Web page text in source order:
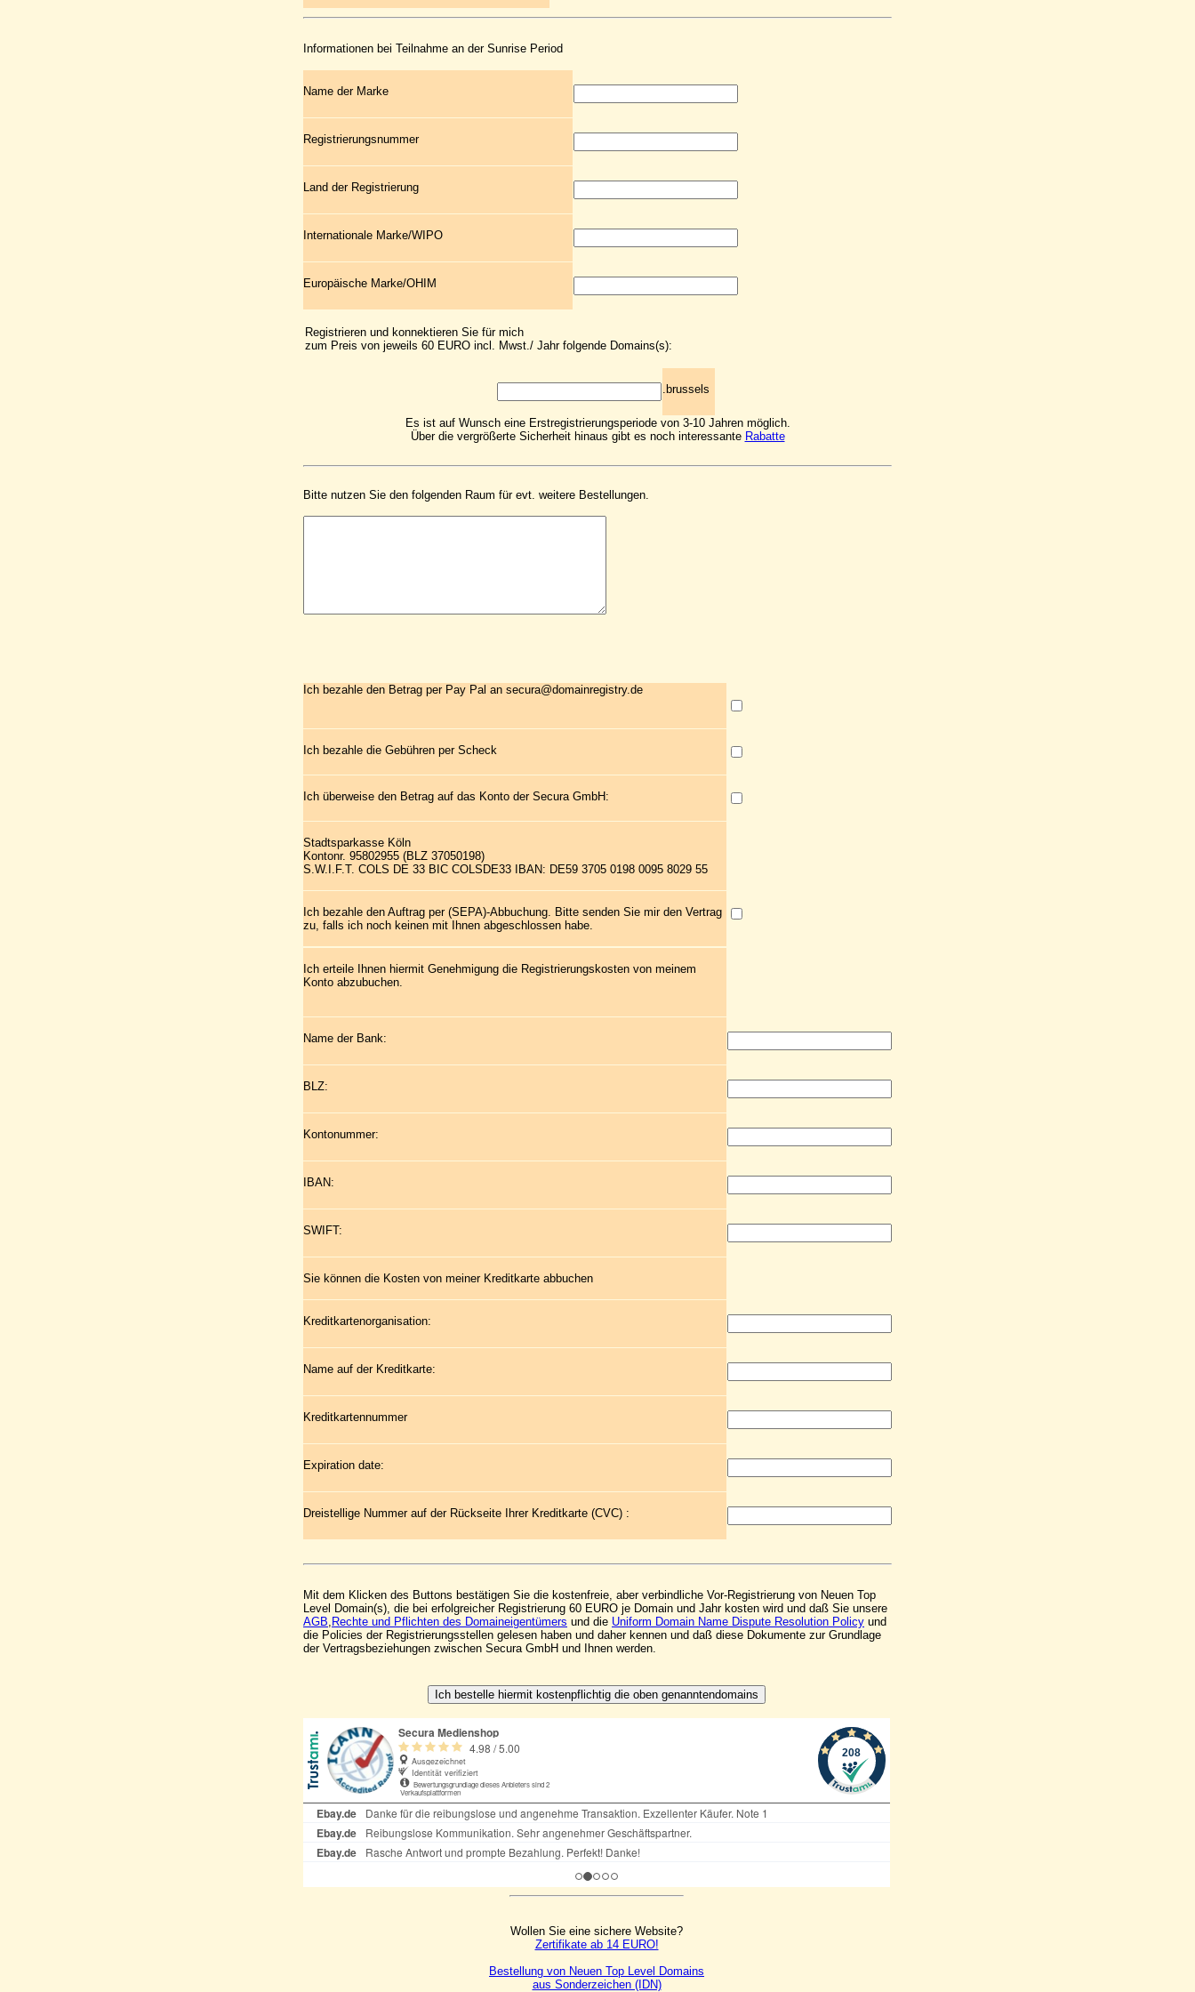
Informationen bei Teilnahme an der Sunrise Period
Name der Marke
Registrierungsnummer
Land der Registrierung
Internationale Marke/WIPO
Europäische Marke/OHIM
Registrieren und konnektieren Sie für mich
zum Preis von jeweils 60 EURO incl. Mwst./ Jahr folgende Domains(s):
.brussels
Es ist auf Wunsch eine Erstregistrierungsperiode von 3-10 Jahren möglich.
Über die vergrößerte Sicherheit hinaus gibt es noch interessante Rabatte
Bitte nutzen Sie den folgenden Raum für evt. weitere Bestellungen.
Ich bezahle den Betrag per Pay Pal an secura@domainregistry.de
Ich bezahle die Gebühren per Scheck
Ich überweise den Betrag auf das Konto der Secura GmbH:
Stadtsparkasse Köln
Kontonr. 95802955 (BLZ 37050198)
S.W.I.F.T. COLS DE 33 BIC COLSDE33 IBAN: DE59 3705 0198 0095 8029 55
Ich bezahle den Auftrag per (SEPA)-Abbuchung. Bitte senden Sie mir den Vertrag
zu, falls ich noch keinen mit Ihnen abgeschlossen habe.
Ich erteile Ihnen hiermit Genehmigung die Registrierungskosten von meinem
Konto abzubuchen.
Name der Bank:
BLZ:
Kontonummer:
IBAN:
SWIFT:
Sie können die Kosten von meiner Kreditkarte abbuchen
Kreditkartenorganisation:
Name auf der Kreditkarte:
Kreditkartennummer
Expiration date:
Dreistellige Nummer auf der Rückseite Ihrer Kreditkarte (CVC) :
Mit dem Klicken des Buttons bestätigen Sie die kostenfreie, aber verbindliche Vor-Registrierung von Neuen Top
Level Domain(s), die bei erfolgreicher Registrierung 60 EURO je Domain und Jahr kosten wird und daß Sie unsere
AGB, Rechte und Pflichten des Domaineigentümers und die Uniform Domain Name Dispute Resolution Policy und
die Policies der Registrierungsstellen gelesen haben und daher kennen und daß diese Dokumente zur Grundlage
der Vertragsbeziehungen zwischen Secura GmbH und Ihnen werden.
Wollen Sie eine sichere Website?
Zertifikate ab 14 EURO!
Bestellung von Neuen Top Level Domains
aus Sonderzeichen (IDN)